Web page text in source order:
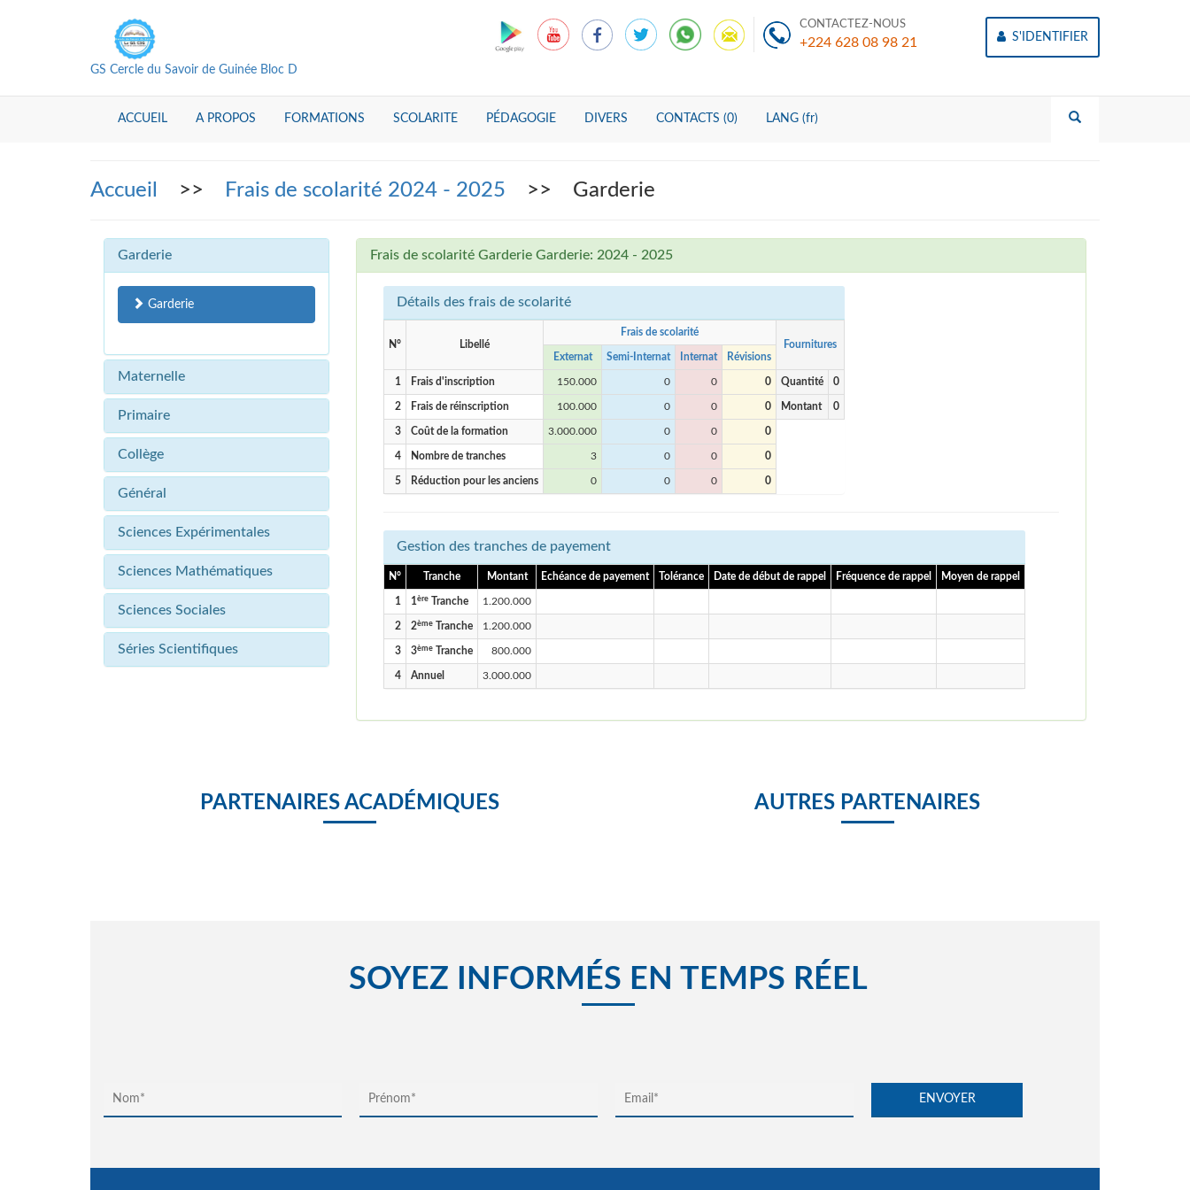
GS Cercle du Savoir de Guinée Bloc D
CONTACTEZ-NOUS
+224 628 08 98 21 S'IDENTIFIER
ACCUEIL A PROPOS FORMATIONS SCOLARITE PÉDAGOGIE DIVERS CONTACTS (0) LANG (fr)
Accueil >> Frais de scolarité 2024 - 2025 >> Garderie
Garderie
Garderie
Maternelle
Primaire
Collège
Général
Sciences Expérimentales
Sciences Mathématiques
Sciences Sociales
Séries Scientifiques
Frais de scolarité Garderie Garderie: 2024 - 2025
Détails des frais de scolarité
N° Libellé
Frais de scolarité
Fournitures
Externat
Semi-Internat Internat Révisions
1 Frais d'inscription 150.000 0 0 0 Quantité 0
2 Frais de réinscription 100.000 0 0 0 Montant 0
3 Coût de la formation 3.000.000 0 0 0
4 Nombre de tranches 3 0 0 0
5 Réduction pour les anciens 0 0 0 0
Gestion des tranches de payement
N° Tranche Montant Echéance de payement Tolérance Date de début de rappel Fréquence de rappel Moyen de rappel
1 1ère Tranche 1.200.000
2 2ème Tranche 1.200.000
3 3ème Tranche 800.000
4 Annuel 3.000.000
PARTENAIRES ACADÉMIQUES AUTRES PARTENAIRES
SOYEZ INFORMÉS EN TEMPS RÉEL